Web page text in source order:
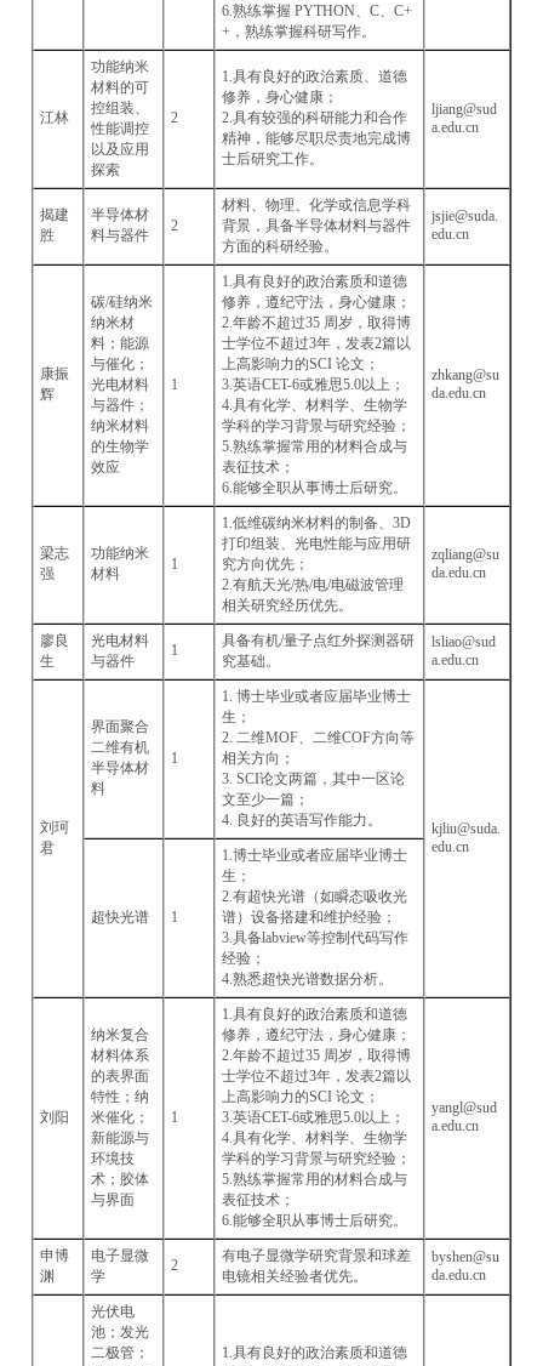
6.熟练掌握 PYTHON、C、C+
+，熟练掌握科研写作。
江林
功能纳米
材料的可
控组装、
性能调控
以及应用
探索
2
1.具有良好的政治素质、道德
修养，身心健康；
2.具有较强的科研能力和合作
精神，能够尽职尽责地完成博
士后研究工作。
ljiang@sud
a.edu.cn
揭建
胜
半导体材
料与器件
2
材料、物理、化学或信息学科
背景，具备半导体材料与器件
方面的科研经验。
jsjie@suda.
edu.cn
康振
辉
碳/硅纳米
纳米材
料；能源
与催化；
光电材料
与器件；
纳米材料
的生物学
效应
1
1.具有良好的政治素质和道德
修养，遵纪守法，身心健康；
2.年龄不超过35 周岁，取得博
士学位不超过3年，发表2篇以
上高影响力的SCI 论文；
3.英语CET-6或雅思5.0以上；
4.具有化学、材料学、生物学
学科的学习背景与研究经验；
5.熟练掌握常用的材料合成与
表征技术；
6.能够全职从事博士后研究。
zhkang@su
da.edu.cn
梁志
强
功能纳米
材料
1
1.低维碳纳米材料的制备、3D
打印组装、光电性能与应用研
究方向优先；
2.有航天光/热/电/电磁波管理
相关研究经历优先。
zqliang@su
da.edu.cn
廖良
生
光电材料
与器件
1
具备有机/量子点红外探测器研
究基础。
lsliao@sud
a.edu.cn
刘珂
君
界面聚合
二维有机
半导体材
料
1
1. 博士毕业或者应届毕业博士
生；
2. 二维MOF、二维COF方向等
相关方向；
3. SCI论文两篇，其中一区论
文至少一篇；
4. 良好的英语写作能力。
kjliu@suda.
edu.cn
超快光谱 1
1.博士毕业或者应届毕业博士
生；
2.有超快光谱（如瞬态吸收光
谱）设备搭建和维护经验；
3.具备labview等控制代码写作
经验；
4.熟悉超快光谱数据分析。
刘阳
纳米复合
材料体系
的表界面
特性；纳
米催化；
新能源与
环境技
术；胶体
与界面
1
1.具有良好的政治素质和道德
修养，遵纪守法，身心健康；
2.年龄不超过35 周岁，取得博
士学位不超过3年，发表2篇以
上高影响力的SCI 论文；
3.英语CET-6或雅思5.0以上；
4.具有化学、材料学、生物学
学科的学习背景与研究经验；
5.熟练掌握常用的材料合成与
表征技术；
6.能够全职从事博士后研究。
yangl@sud
a.edu.cn
申博
渊
电子显微
学
2
有电子显微学研究背景和球差
电镜相关经验者优先。
byshen@su
da.edu.cn
光伏电
池；发光
二极管；
1.具有良好的政治素质和道德